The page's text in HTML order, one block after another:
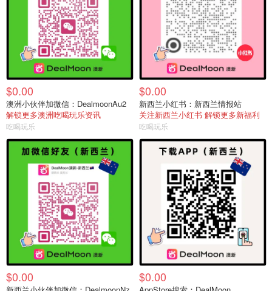
$0.00
澳洲小伙伴加微信：DealmoonAu2
解锁更多澳洲吃喝玩乐资讯
吃喝玩乐
$0.00
新西兰小红书：新西兰情报站
关注新西兰小红书 解锁更多新福利
吃喝玩乐
$0.00 $0.00